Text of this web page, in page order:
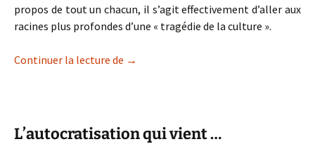
propos de tout un chacun, il s’agit effectivement d’aller aux
racines plus profondes d’une « tragédie de la culture ».
Continuer la lecture de Décivilisation ?
→
L’autocratisation qui vient …